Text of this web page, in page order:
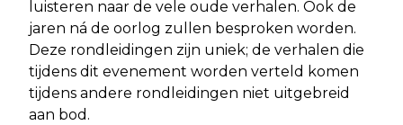
luisteren naar de vele oude verhalen. Ook de
jaren ná de oorlog zullen besproken worden.
Deze rondleidingen zijn uniek; de verhalen die
tijdens dit evenement worden verteld komen
tijdens andere rondleidingen niet uitgebreid
aan bod.